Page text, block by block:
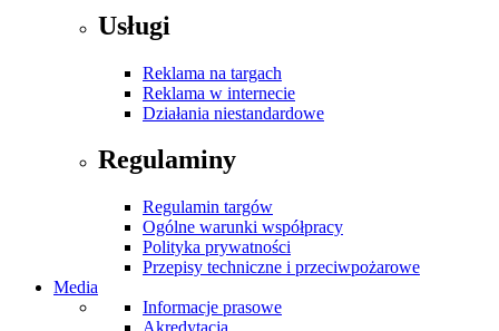
Usługi
Reklama na targach
Reklama w internecie
Działania niestandardowe
Regulaminy
Regulamin targów
Ogólne warunki współpracy
Polityka prywatności
Przepisy techniczne i przeciwpożarowe
Media
Informacje prasowe